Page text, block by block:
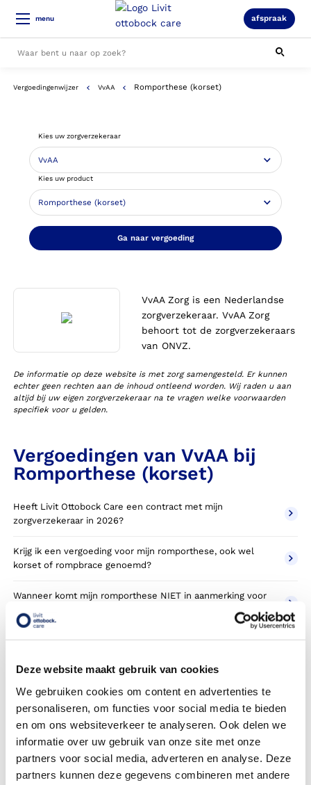
Deze website maakt gebruik van cookies
We gebruiken cookies om content en advertenties te
personaliseren, om functies voor social media te bieden
en om ons websiteverkeer te analyseren. Ook delen we
informatie over uw gebruik van onze site met onze
partners voor social media, adverteren en analyse. Deze
partners kunnen deze gegevens combineren met andere
menu afspraak
Alle resultaten
Vergoedingenwijzer VvAA Romporthese (korset)
Kies uw zorgverzekeraar
Kies uw product
Ga naar vergoeding
VvAA Zorg is een Nederlandse
zorgverzekeraar. VvAA Zorg
behoort tot de zorgverzekeraars
van ONVZ.
De informatie op deze website is met zorg samengesteld. Er kunnen
echter geen rechten aan de inhoud ontleend worden. Wij raden u aan
altijd bij uw eigen zorgverzekeraar na te vragen welke voorwaarden
specifiek voor u gelden.
Vergoedingen van VvAA bij
Romporthese (korset)
Heeft Livit Ottobock Care een contract met mijn
zorgverzekeraar in 2026?
Krijg ik een vergoeding voor mijn romporthese, ook wel
korset of rompbrace genoemd?
Wanneer komt mijn romporthese NIET in aanmerking voor
Wordt mijn romporthese vergoed uit de basisverzekering?
Wordt mijn romporthese vergoed vanuit een aanvullende
Is de romporthese individueel vervaardigd of verkrijgbaar in
confectie standaard uitvoeringen?
Is de romporthese mijn eigendom?